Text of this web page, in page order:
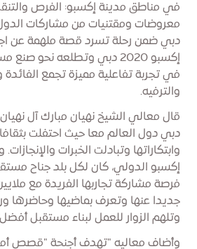
في مناطق مدينة إكسبو: الفرص
دبي ضمن رحلة تسرد قصة ملهمة عن
إكسبو 2020 دبي وتطلعه نحو
في تجربة تفاعلية مميزة تجمع الفائدة
والترفيه.
دبي دول العالم معا حيث احتفلت
وابتكاراتها وتبادلت الخبرات
إكسبو الدولي، كان لكل بلد جناح
فرصة مشاركة تجاربها الفريدة مع
جديدا عنها وتعرف بماضيها وحاضرها
وتلهم الزوار للعمل لبناء مستقبل
وأضاف معاليه "تهدف أجنحة "قصص